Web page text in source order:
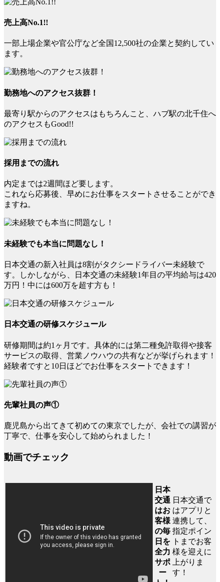
売上高No.1!!
一部上場企業や官公庁など全国12,500社の企業と契約してい
ます。
勤務地へのアクセス抜群！
最寄り駅からのアクセスはもちろんこと、ハブ駅の北千住へ
のアクセスもGood!!
採用までの流れ
内定までは2週間ほど要します。
これなら応募後、早めにお仕事をスタートさせることができ
ますね。
未経験でも本当に問題なし！
日本交通の新入社員は8割がタクシードライバー未経験で
す。しかしながら、日本交通の未経験1年目の平均給与は420
万円！中には600万を超す方も！
日本交通の研修スケジュール
研修期間は約1ヶ月です。具体的には第二種免許取得や接客
サービスの取得、営業ノウハウの共有などが挙げられます！
経験者ですと10日ほどでお仕事をスタートできます！
先輩社員の声①
鹿児島から出てきて初めての東京でしたが、会社での講習が
丁寧で、仕事を安心して始められました！
動画でチェック
日本
交通
はお
客様
の毎
日を
全力
サポ
ー
日本交通で
はアプリと
連携して、
指定ポイン
トまでお客
様を迎えに
上がりま
す！